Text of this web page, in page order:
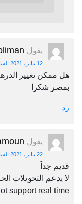
يقول
12 يناير، 2021 الساعة 12:11 م
هل ممكن تغيير
بمصر شكرا
رد
يقول
22 يناير، 2021 الساعة 11:06 م
قديم جداَ
لا يدعم التحويلات
support real time